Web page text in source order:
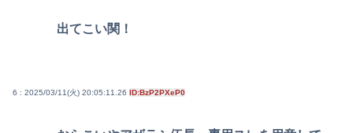
出てこい関！
6 : 2025/03/11(火) 20:05:11.26 ID:BzP2PXeP0